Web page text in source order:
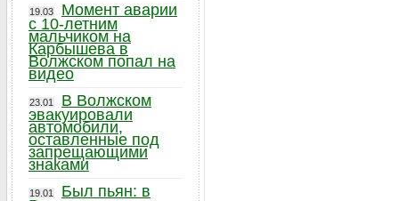
19.03
Момент аварии
с 10-летним
мальчиком на
Карбышева в
Волжском попал на
видео
23.01
В Волжском
эвакуировали
автомобили,
оставленные под
запрещающими
знаками
19.01
Был пьян: в